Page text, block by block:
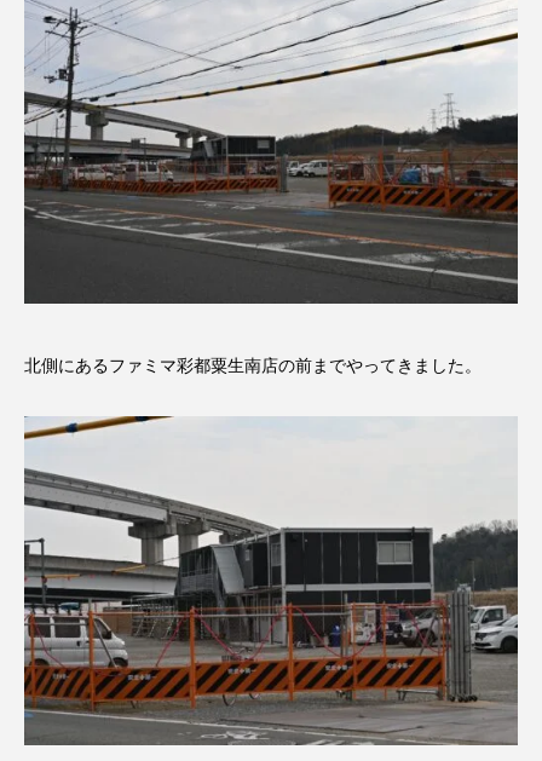
北側にあるファミマ彩都粟生南店の前までやってきました。